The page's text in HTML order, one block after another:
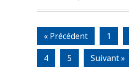
« Précédent 1
4
5 Suivant »